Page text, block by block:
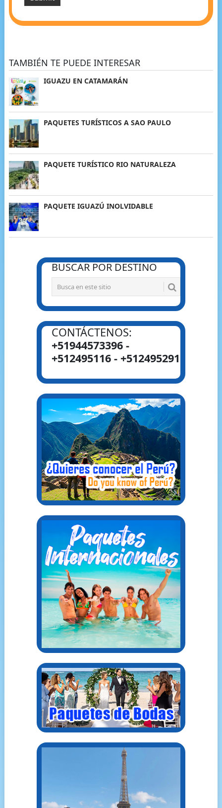
TAMBIÉN TE PUEDE INTERESAR
IGUAZU EN CATAMARÁN
PAQUETES TURÍSTICOS A SAO PAULO
PAQUETE TURÍSTICO RIO NATURALEZA
PAQUETE IGUAZÚ INOLVIDABLE
BUSCAR POR DESTINO
CONTÁCTENOS:
+51944573396 -
+512495116 - +512495291